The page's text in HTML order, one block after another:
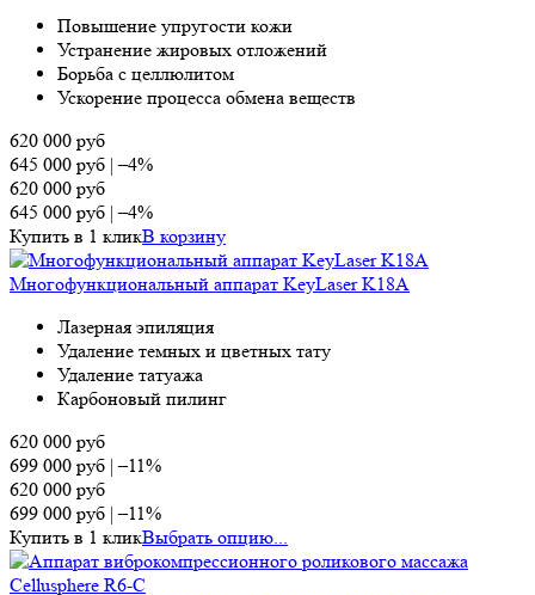
Повышение упругости кожи
Устранение жировых отложений
Борьба с целлюлитом
Ускорение процесса обмена веществ
620 000 руб
645 000 руб |–4%
620 000 руб
645 000 руб |–4%
Купить в 1 кликВ корзину
Многофункциональный аппарат KeyLaser K18A
Лазерная эпиляция
Удаление темных и цветных тату
Удаление татуажа
Карбоновый пилинг
620 000 руб
699 000 руб |–11%
620 000 руб
699 000 руб |–11%
Купить в 1 кликВыбрать опцию...